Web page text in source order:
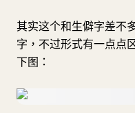
其实这个和生僻字差不
字，不过形式有一点点
下图：